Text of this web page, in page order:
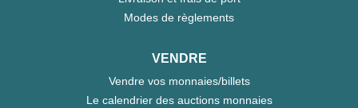
Modes de règlements
VENDRE
Vendre vos monnaies/billets
Le calendrier des auctions monnaies